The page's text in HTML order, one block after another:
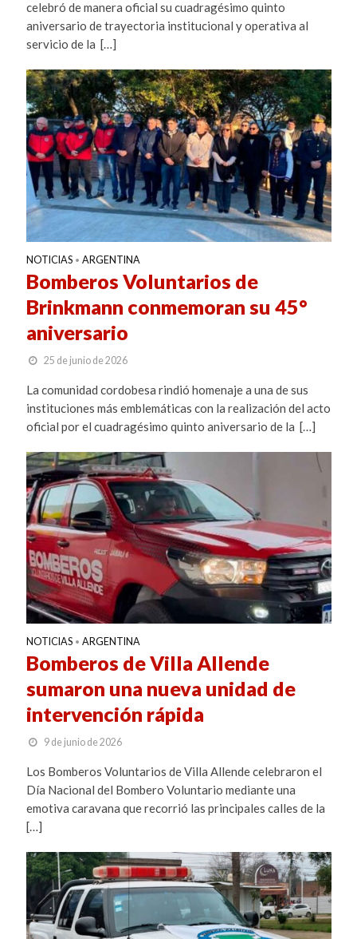
celebró de manera oficial su cuadragésimo quinto
aniversario de trayectoria institucional y operativa al
servicio de la […]
NOTICIAS • ARGENTINA
Bomberos Voluntarios de
Brinkmann conmemoran su 45°
aniversario
25 de junio de 2026
La comunidad cordobesa rindió homenaje a una de sus
instituciones más emblemáticas con la realización del acto
oficial por el cuadragésimo quinto aniversario de la […]
NOTICIAS • ARGENTINA
Bomberos de Villa Allende
sumaron una nueva unidad de
intervención rápida
9 de junio de 2026
Los Bomberos Voluntarios de Villa Allende celebraron el
Día Nacional del Bombero Voluntario mediante una
emotiva caravana que recorrió las principales calles de la
[…]